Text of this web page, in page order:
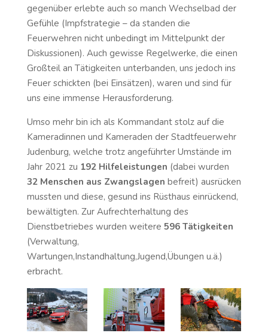
gegenüber erlebte auch so manch Wechselbad der
Gefühle (Impfstrategie – da standen die
Feuerwehren nicht unbedingt im Mittelpunkt der
Diskussionen). Auch gewisse Regelwerke, die einen
Großteil an Tätigkeiten unterbanden, uns jedoch ins
Feuer schickten (bei Einsätzen), waren und sind für
uns eine immense Herausforderung.
Umso mehr bin ich als Kommandant stolz auf die
Kameradinnen und Kameraden der Stadtfeuerwehr
Judenburg, welche trotz angeführter Umstände im
Jahr 2021 zu 192 Hilfeleistungen (dabei wurden
32 Menschen aus Zwangslagen befreit) ausrücken
mussten und diese, gesund ins Rüsthaus einrückend,
bewältigten. Zur Aufrechterhaltung des
Dienstbetriebes wurden weitere 596 Tätigkeiten
(Verwaltung,
Wartungen,Instandhaltung,Jugend,Übungen u.ä.)
erbracht.